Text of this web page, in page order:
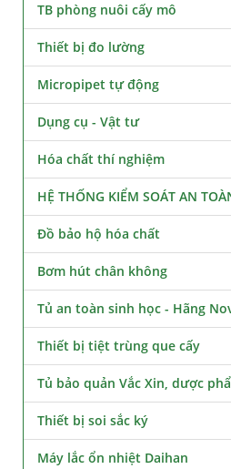
TB phòng nuôi cấy mô
Thiết bị đo lường
Micropipet tự động
Dụng cụ - Vật tư
Hóa chất thí nghiệm
HỆ THỐNG KIỂM SOÁT AN
Đồ bảo hộ hóa chất
Bơm hút chân không
Tủ an toàn sinh học - Hãng
Thiết bị tiệt trùng que cấy
Tủ bảo quản Vắc Xin, dược
Thiết bị soi sắc ký
Máy lắc ổn nhiệt Daihan